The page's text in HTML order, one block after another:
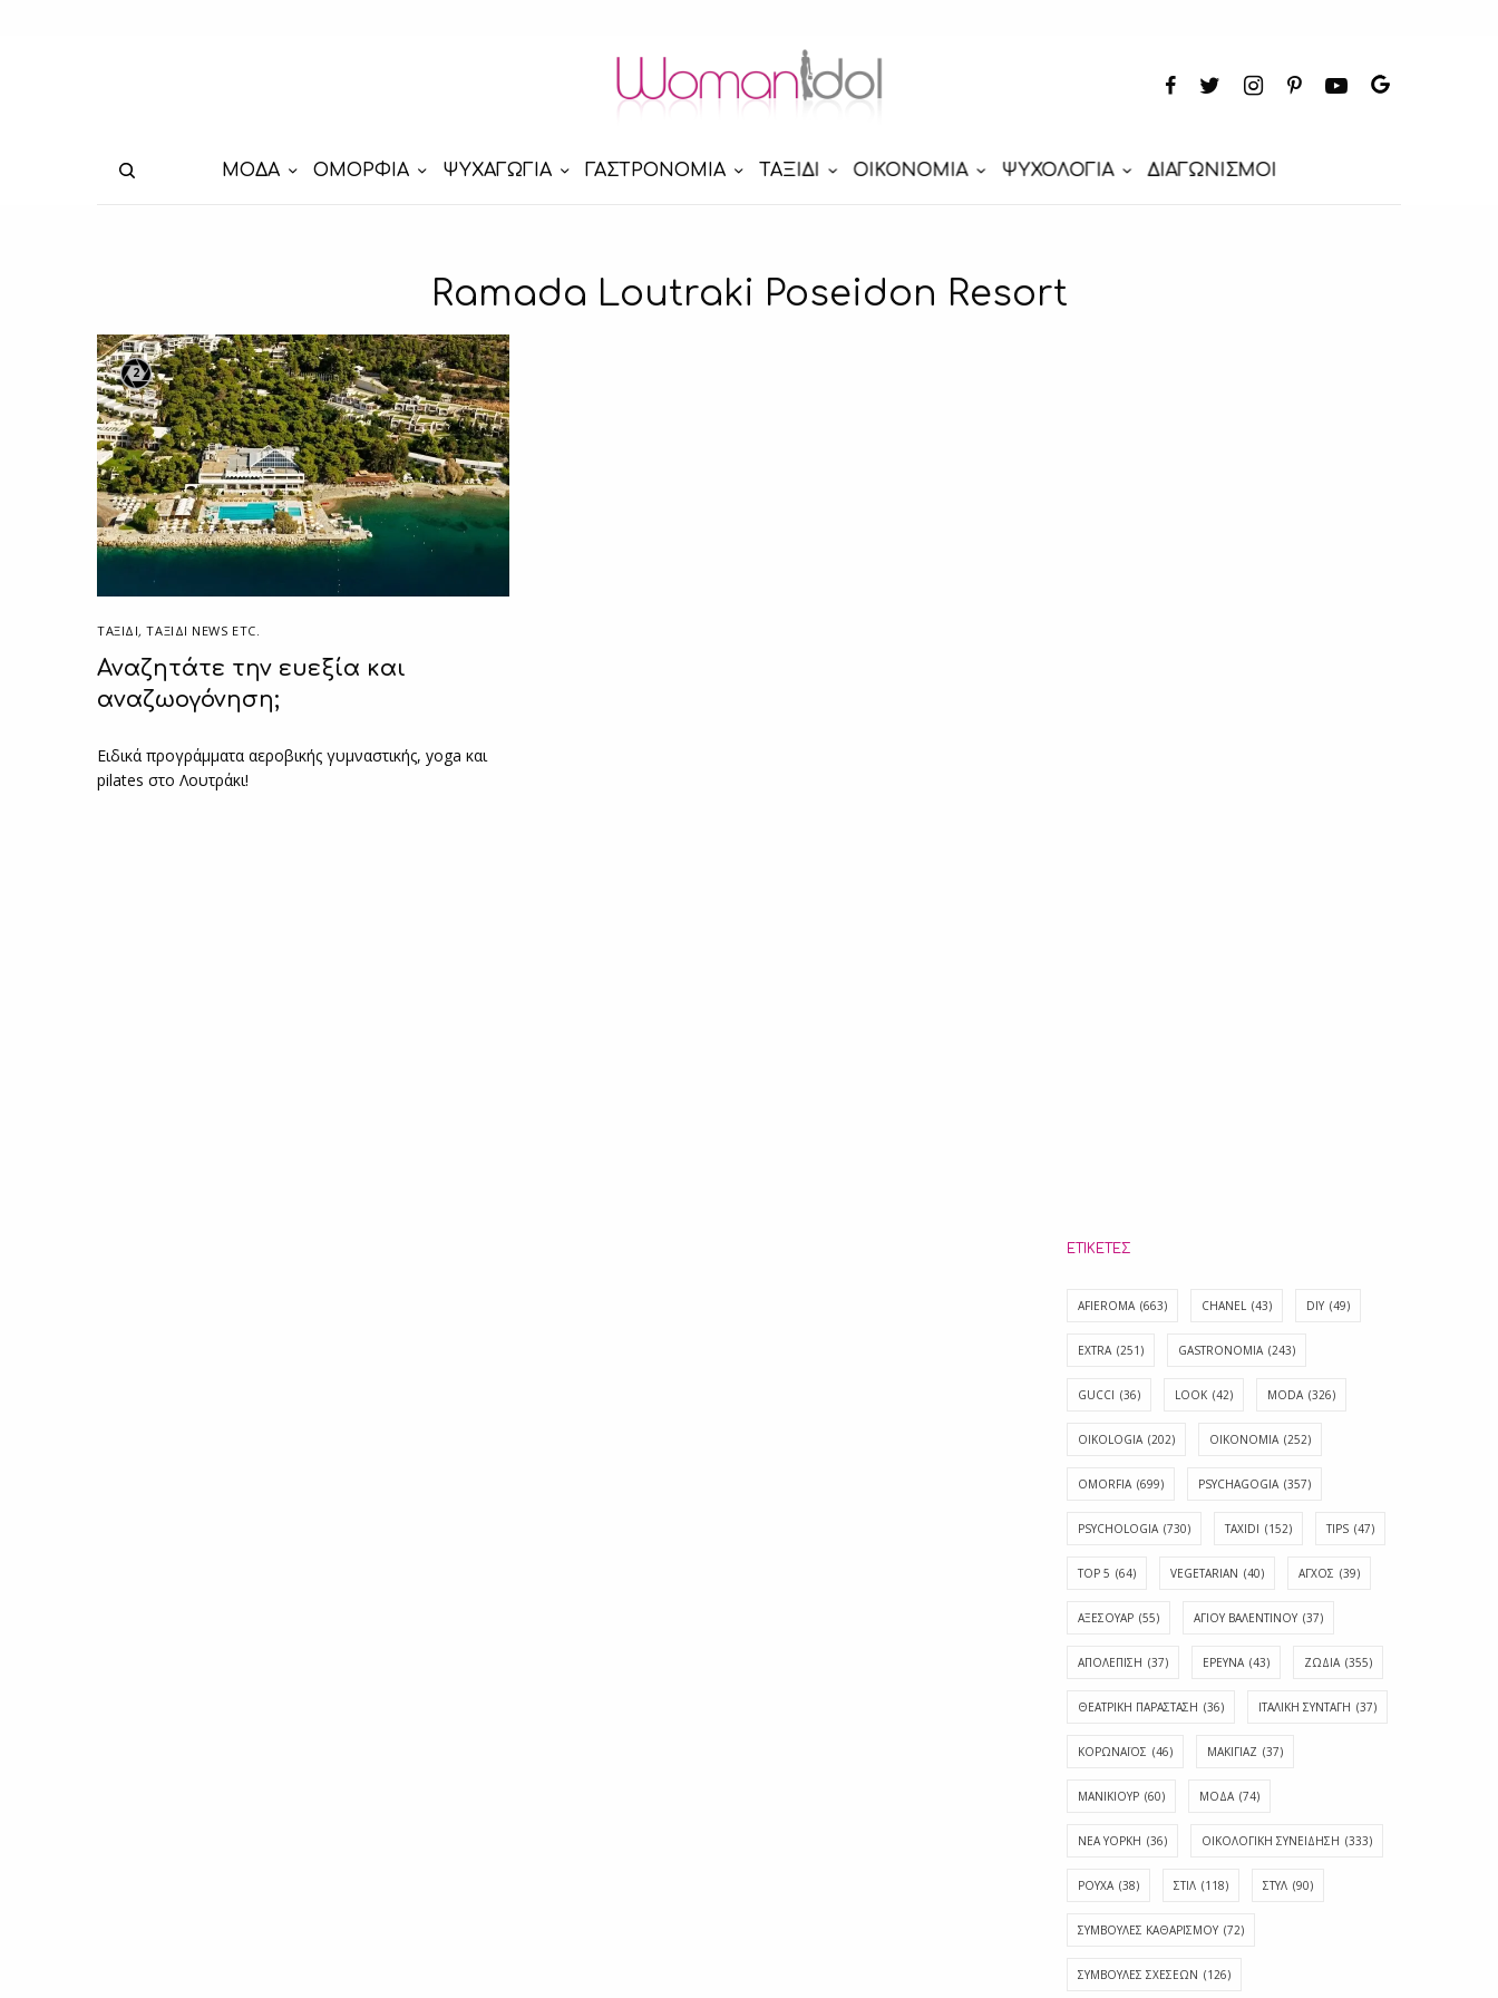
ΜΟΔΑ ΟΜΟΡΦΙΑ ΨΥΧΑΓΩΓΙΑ ΓΑΣΤΡΟΝΟΜΙΑ ΤΑΞΙΔΙ ΟΙΚΟΝΟΜΙΑ ΨΥΧΟΛΟΓΙΑ ΔΙΑΓΩΝΙΣΜΟΙ
Ramada Loutraki Poseidon Resort
2
ΤΑΞΙΔΙ,ΤΑΞΊΔΙ NEWS ETC.
Αναζητάτε την ευεξία και
αναζωογόνηση;
Ειδικά προγράμματα αεροβικής γυμναστικής, yoga και
pilates στο Λουτράκι!
ΕΤΙΚΈΤΕΣ
AFIEROMA (663) CHANEL (43) DIY (49)
EXTRA (251) GASTRONOMIA (243)
GUCCI (36) LOOK (42) MODA (326)
OIKOLOGIA (202) OIKONOMIA (252)
OMORFIA (699) PSYCHAGOGIA (357)
PSYCHOLOGIA (730) TAXIDI (152) TIPS (47)
TOP 5 (64) VEGETARIAN (40) ΑΓΧΟΣ (39)
ΑΞΕΣΟΥΑΡ (55) ΑΓΊΟΥ ΒΑΛΕΝΤΊΝΟΥ (37)
ΑΠΟΛΈΠΙΣΗ (37) ΕΡΕΥΝΑ (43) ΖΩΔΙΑ (355)
ΘΕΑΤΡΙΚΗ ΠΑΡΑΣΤΑΣΗ (36) ΙΤΑΛΙΚΗ ΣΥΝΤΑΓΗ (37)
ΚΟΡΩΝΑΪΟΣ (46) ΜΑΚΙΓΙΑΖ (37)
ΜΑΝΙΚΙΟΥΡ (60) ΜΟΔΑ (74)
ΝΕΑ ΥΟΡΚΗ (36) ΟΙΚΟΛΟΓΙΚΗ ΣΥΝΕΙΔΗΣΗ (333)
ΡΟΥΧΑ (38) ΣΤΙΛ (118) ΣΤΥΛ (90)
ΣΥΜΒΟΥΛΕΣ ΚΑΘΑΡΙΣΜΟΥ (72)
ΣΥΜΒΟΥΛΕΣ ΣΧΕΣΕΩΝ (126)